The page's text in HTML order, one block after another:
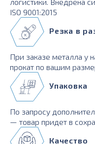
ISO 9001:2015
Резка в
При заказе металла у
прокат по вашим
Упаковка
По запросу
— товар придет в
Качество